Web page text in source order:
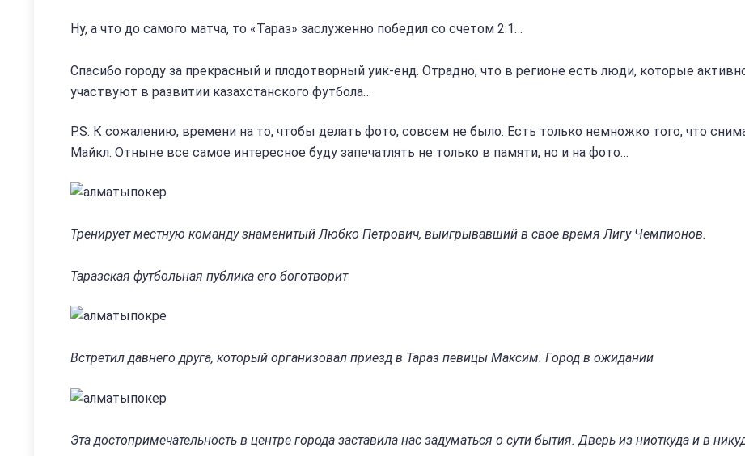
Ну, а что до самого матча, то «Тараз» заслуженно победил со счетом 2:1…
Спасибо городу за прекрасный и плодотворный уик-енд. Отрадно, что в регионе есть люди, которые
участвуют в развитии казахстанского футбола…
P.S. К сожалению, времени на то, чтобы делать фото, совсем не было. Есть только немножко того, что
Майкл. Отныне все самое интересное буду запечатлять не только в памяти, но и на фото…
Тренирует местную команду знаменитый Любко Петрович, выигрывавший в свое время Лигу Чемпионов.
Таразская футбольная публика его боготворит
Встретил давнего друга, который организовал приезд в Тараз певицы Максим. Город в ожидании
Эта достопримечательность в центре города заставила нас задуматься о сути бытия. Дверь из ниоткуда и в